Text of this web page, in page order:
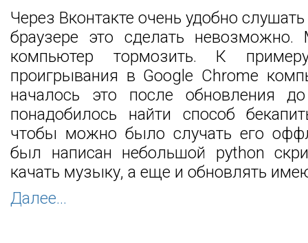
Через Вконтакте очень удобно
браузере это сделать
компьютер тормозить. К
проигрывания в Google Chrome
началось это после обновления
понадобилось найти способ
чтобы можно было случать его
был написан небольшой python
качать музыку, а еще и обновлять
Далее...